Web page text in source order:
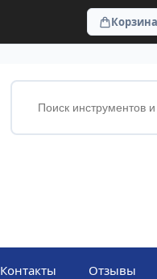
Корзина
Контакты Отзывы